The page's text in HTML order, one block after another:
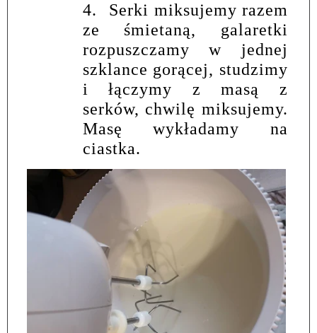
4.
Serki miksujemy razem
ze śmietaną, galaretki
rozpuszczamy w jednej
szklance gorącej, studzimy
i łączymy z masą z
serków, chwilę miksujemy.
Masę wykładamy na
ciastka.